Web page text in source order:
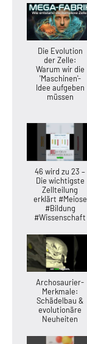
Die Evolution
der Zelle:
Warum wir die
'Maschinen'-
Idee aufgeben
müssen
46 wird zu 23 –
Die wichtigste
Zellteilung
erklärt #Meiose
#Bildung
#Wissenschaft
Archosaurier-
Merkmale:
Schädelbau &
evolutionäre
Neuheiten